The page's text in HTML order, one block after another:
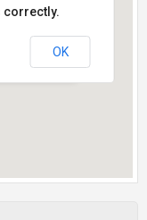
à L'institut
correctly.
OK